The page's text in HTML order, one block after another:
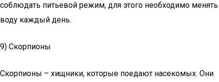
соблюдать питьевой режим, для этого необходимо менять
воду каждый день.
9) Скорпионы
Скорпионы – хищники, которые поедают насекомых. Они